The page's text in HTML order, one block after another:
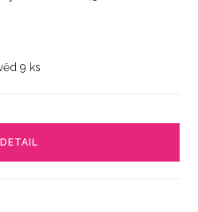
9 ks
DETAIL